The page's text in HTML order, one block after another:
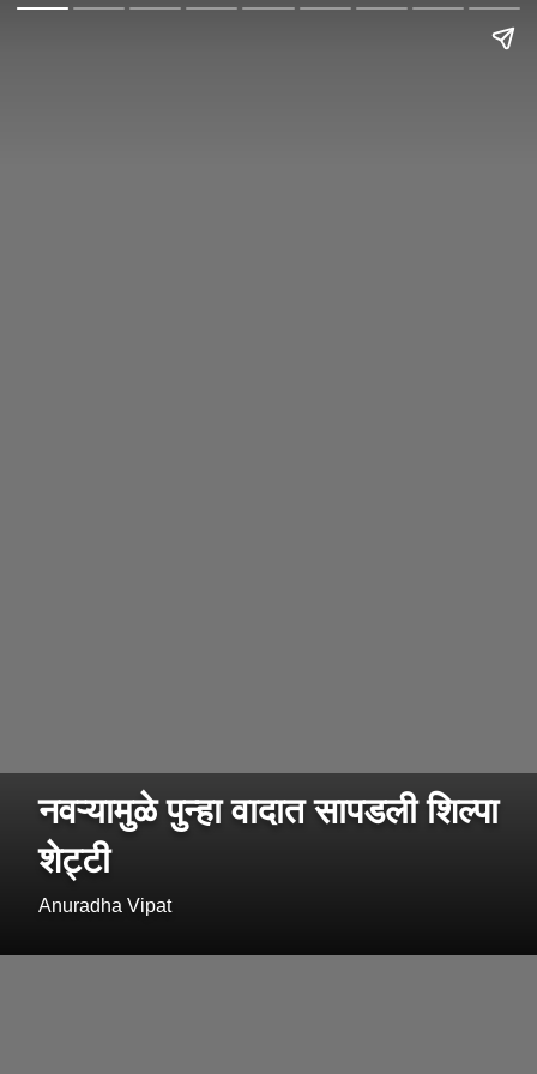
नवऱ्यामुळे पुन्हा वादात सापडली शिल्पा
शेट्टी
Anuradha Vipat